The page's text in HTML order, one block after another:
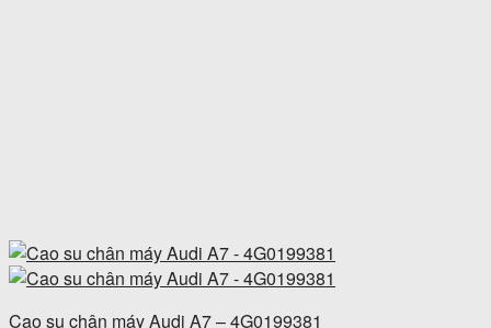
Cao su chân máy Audi A7 – 4G0199381